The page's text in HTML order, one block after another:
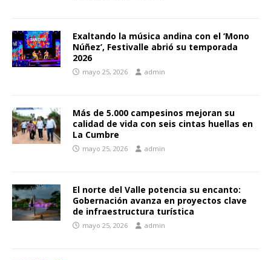
Exaltando la música andina con el ‘Mono
Núñez’, Festivalle abrió su temporada
2026
mayo 25, 2026 admin
Más de 5.000 campesinos mejoran su
calidad de vida con seis cintas huellas en
La Cumbre
mayo 25, 2026 admin
El norte del Valle potencia su encanto:
Gobernación avanza en proyectos clave
de infraestructura turística
mayo 25, 2026 admin